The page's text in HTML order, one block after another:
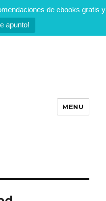
de ebooks gratis y
apunto!
MENU